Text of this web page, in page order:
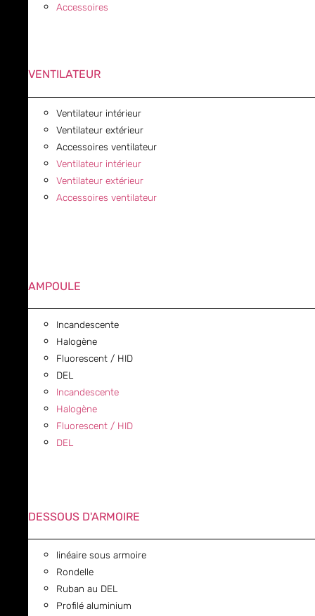
Accessoires
VENTILATEUR
Ventilateur intérieur
Ventilateur extérieur
Accessoires ventilateur
Ventilateur intérieur
Ventilateur extérieur
Accessoires ventilateur
AMPOULE
Incandescente
Halogène
Fluorescent / HID
DEL
Incandescente
Halogène
Fluorescent / HID
DEL
DESSOUS D'ARMOIRE
linéaire sous armoire
Rondelle
Ruban au DEL
Profilé aluminium